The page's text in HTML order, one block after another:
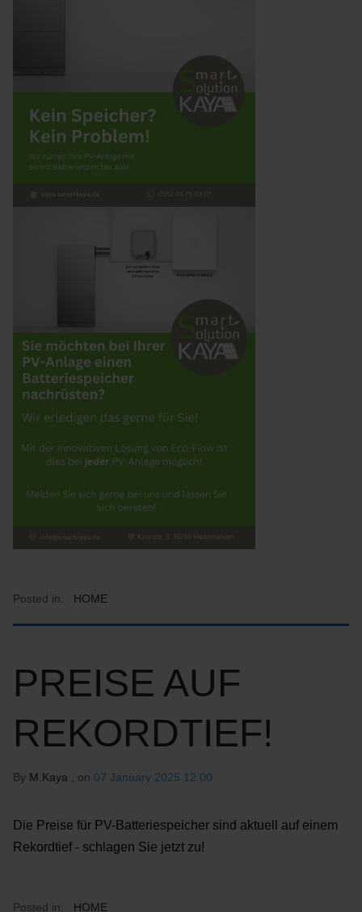
Posted in: HOME
PREISE AUF
REKORDTIEF!
By M.Kaya , on 07 January 2025 12:00
Die Preise für PV-Batteriespeicher sind aktuell auf einem
Rekordtief - schlagen Sie jetzt zu!
Posted in: HOME